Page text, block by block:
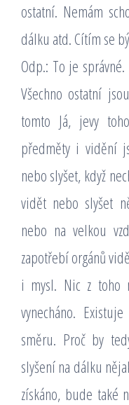
ostatní. Nemám
dálku atd. Cítím se
Odp.: To je
Všechno ostatní
tomto Já, jevy
předměty i vidění
nebo slyšet, když
vidět nebo slyšet
nebo na velkou
zapotřebí orgánů
i mysl. Nic z toho
vynecháno.
směru. Proč by
slyšení na dálku
získáno, bude také